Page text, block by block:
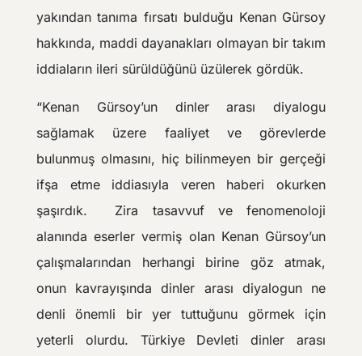
yakından tanıma fırsatı bulduğu Kenan Gürsoy
hakkında, maddi dayanakları olmayan bir takım
iddiaların ileri sürüldüğünü üzülerek gördük.
“Kenan Gürsoy’un dinler arası diyalogu
sağlamak üzere faaliyet ve görevlerde
bulunmuş olmasını, hiç bilinmeyen bir gerçeği
ifşa etme iddiasıyla veren haberi okurken
şaşırdık. Zira tasavvuf ve fenomenoloji
alanında eserler vermiş olan Kenan Gürsoy’un
çalışmalarından herhangi birine göz atmak,
onun kavrayışında dinler arası diyalogun ne
denli önemli bir yer tuttuğunu görmek için
yeterli olurdu. Türkiye Devleti dinler arası